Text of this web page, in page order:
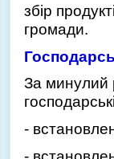
збір
За минулий
-
-